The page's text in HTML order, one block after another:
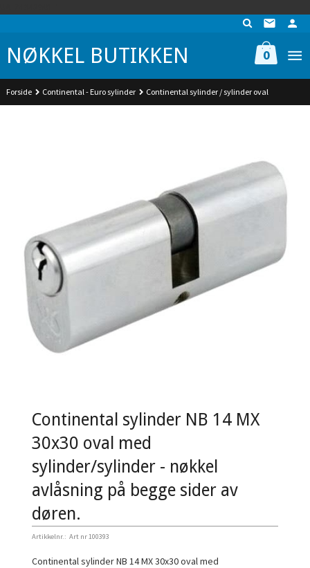
NØKKEL BUTIKKEN 0
Forside Continental - Euro sylinder Continental sylinder / sylinder oval
Continental sylinder NB 14 MX
30x30 oval med
sylinder/sylinder - nøkkel
avlåsning på begge sider av
døren.
Artikkelnr.: Art nr 100393
Continental sylinder NB 14 MX 30x30 oval med